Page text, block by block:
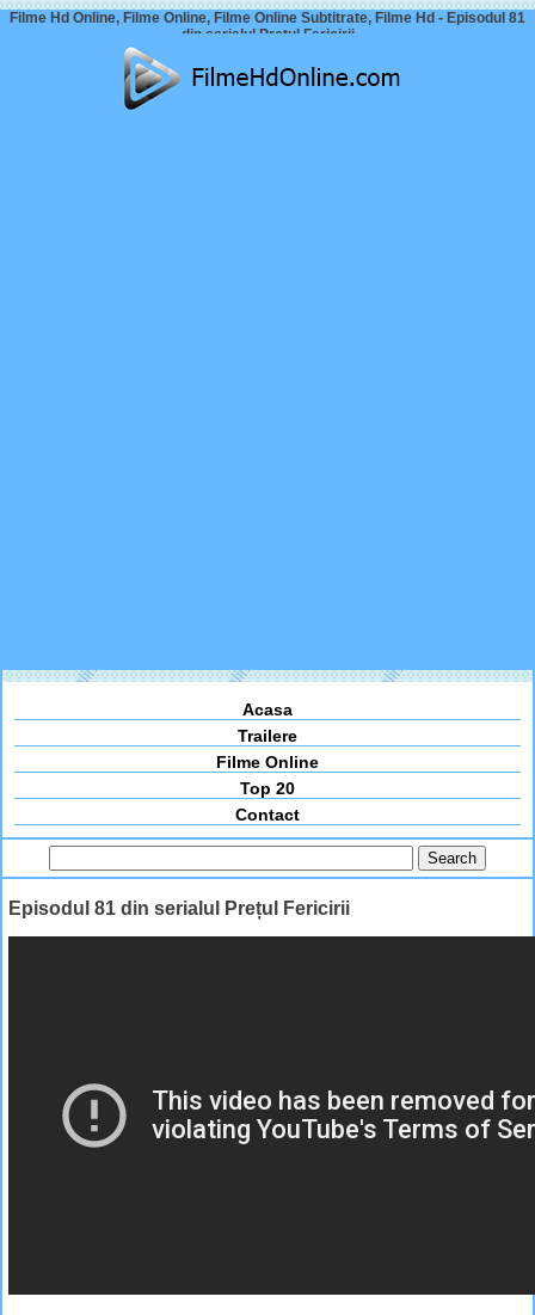
Filme Hd Online, Filme Online, Filme Online Subtitrate, Filme Hd - Episodul 81
din serialul Prețul Fericirii
Acasa
Trailere
Filme Online
Top 20
Contact
Episodul 81 din serialul Prețul Fericirii